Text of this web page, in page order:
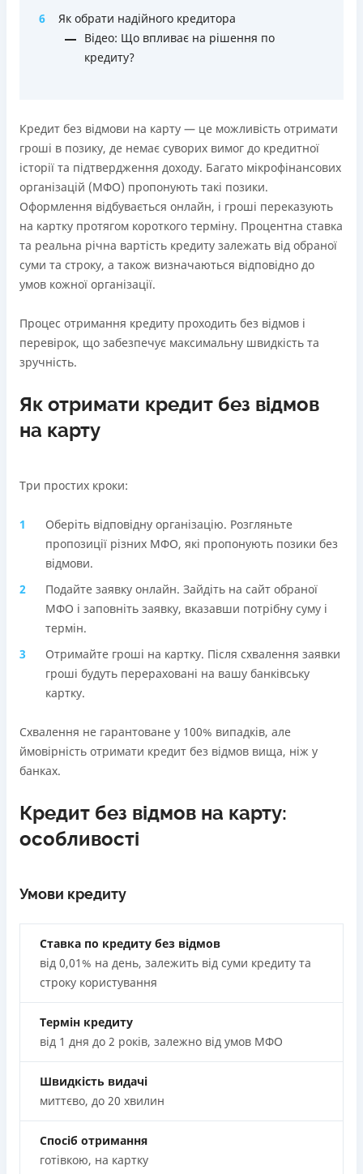
Вся інформація про кредит
6
Як обрати надійного кредитора
Відео: Що впливає на рішення по
кредиту?
Кредит без відмови на карту — це можливість отримати
гроші в позику, де немає суворих вимог до кредитної
історії та підтвердження доходу. Багато мікрофінансових
організацій (МФО) пропонують такі позики.
Оформлення відбувається онлайн, і гроші переказують
на картку протягом короткого терміну. Процентна ставка
та реальна річна вартість кредиту залежать від обраної
суми та строку, а також визначаються відповідно до
умов кожної організації.
Процес отримання кредиту проходить без відмов і
перевірок, що забезпечує максимальну швидкість та
зручність.
Як отримати кредит без відмов
на карту
Три простих кроки:
Оберіть відповідну організацію. Розгляньте
пропозиції різних МФО, які пропонують позики без
відмови.
Подайте заявку онлайн. Зайдіть на сайт обраної
МФО і заповніть заявку, вказавши потрібну суму і
термін.
Отримайте гроші на картку. Після схвалення заявки
гроші будуть перераховані на вашу банківську
картку.
Схвалення не гарантоване у 100% випадків, але
ймовірність отримати кредит без відмов вища, ніж у
банках.
Кредит без відмов на карту:
особливості
Умови кредиту
Ставка по кредиту без відмов
від 0,01% на день, залежить від суми кредиту та
строку користування
Термін кредиту
від 1 дня до 2 років, залежно від умов МФО
Швидкість видачі
миттєво, до 20 хвилин
Спосіб отримання
готівкою, на картку